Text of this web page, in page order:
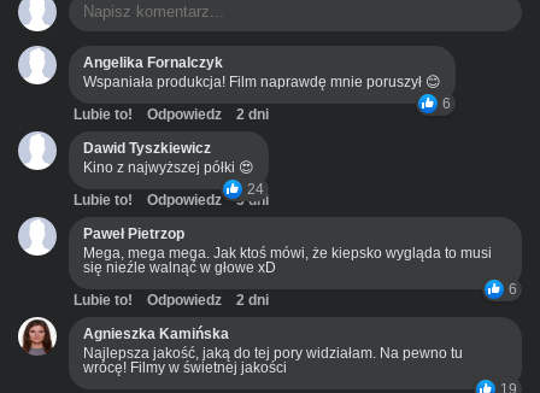
Angelika Fornalczyk
Wspaniała produkcja! Film naprawdę mnie poruszył 😊
6
Lubie to! Odpowiedz
2 dni
Dawid Tyszkiewicz
Kino z najwyższej półki 😍
24
Lubie to! Odpowiedz
3 dni
Paweł Pietrzop
Mega, mega mega. Jak ktoś mówi, że kiepsko wygląda to musi
się nieźle walnąć w głowe xD
6
Lubie to! Odpowiedz
2 dni
Agnieszka Kamińska
Najlepsza jakość, jaką do tej pory widziałam. Na pewno tu
wrócę! Filmy w świetnej jakości
19